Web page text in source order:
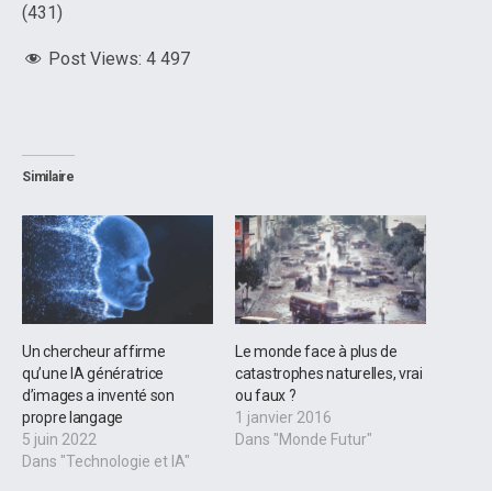
(431)
Post Views: 4 497
Similaire
Un chercheur affirme
qu’une IA génératrice
d’images a inventé son
propre langage
5 juin 2022
Dans "Technologie et IA"
Le monde face à plus de
catastrophes naturelles, vrai
ou faux ?
1 janvier 2016
Dans "Monde Futur"